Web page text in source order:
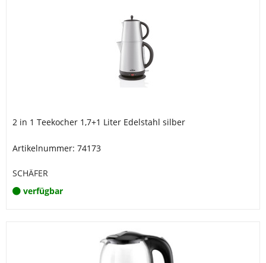
2 in 1 Teekocher 1,7+1 Liter Edelstahl silber
Artikelnummer: 74173
SCHÄFER
verfügbar